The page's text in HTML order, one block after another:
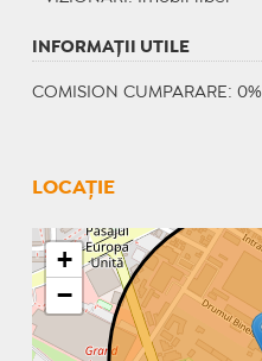
INFORMAŢII UTILE
COMISION CUMPARARE: 0%
LOCAȚIE
+
−